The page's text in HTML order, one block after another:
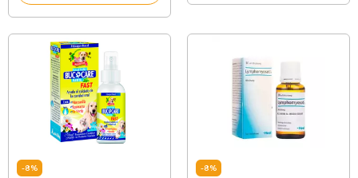
-8% -8%